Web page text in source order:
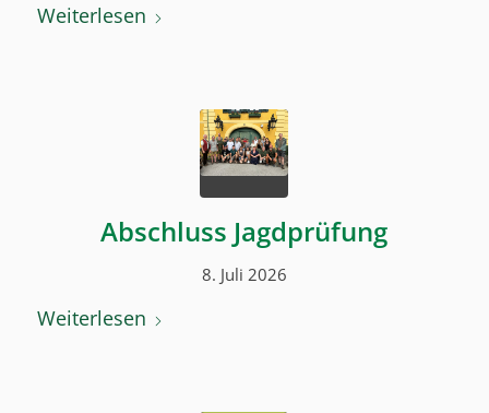
Weiterlesen
Abschluss Jagdprüfung
8. Juli 2026
Weiterlesen